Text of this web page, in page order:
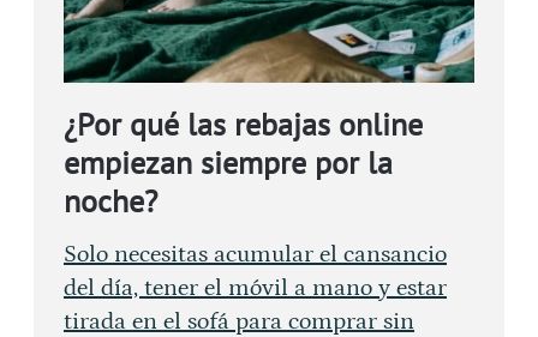
¿Por qué las rebajas online
empiezan siempre por la
noche?
Solo necesitas acumular el cansancio
del día, tener el móvil a mano y estar
tirada en el sofá para comprar sin